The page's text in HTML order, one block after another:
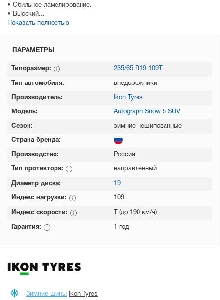
• Обильное ламелирование.
• Высокий...
Показать полностью
ПАРАМЕТРЫ
Типоразмер: 235/65 R19 109T
Тип автомобиля: внедорожники
Производитель: Ikon Tyres
Модель: Autograph Snow 5 SUV
Сезон: зимние нешипованные
Страна бренда:
Производство: Россия
Тип протектора: направленный
Диаметр диска: 19
Индекс нагрузки: 109
Индекс скорости: T (до 190 км/ч)
Гарантия: 1 год
Зимние шины Ikon Tyres